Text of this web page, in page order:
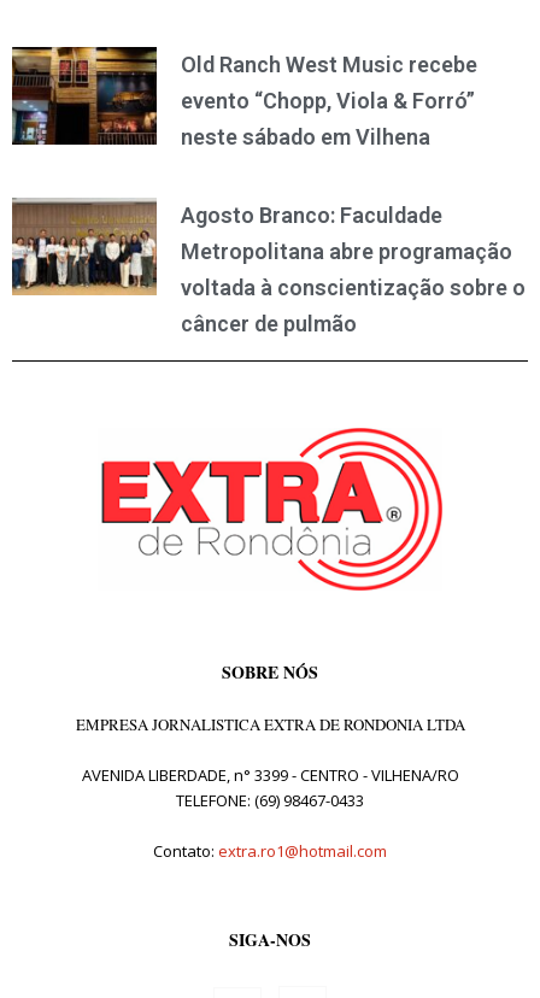
Old Ranch West Music recebe
evento “Chopp, Viola & Forró”
neste sábado em Vilhena
Agosto Branco: Faculdade
Metropolitana abre programação
voltada à conscientização sobre o
câncer de pulmão
SOBRE NÓS
EMPRESA JORNALISTICA EXTRA DE RONDONIA LTDA
AVENIDA LIBERDADE, n° 3399 - CENTRO - VILHENA/RO
TELEFONE: (69) 98467-0433
Contato: extra.ro1@hotmail.com
SIGA-NOS